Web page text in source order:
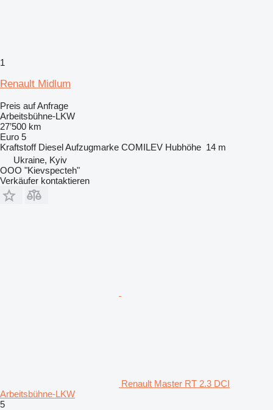
1
Renault Midlum
Preis auf Anfrage
Arbeitsbühne-LKW
27’500 km
Euro 5
Kraftstoff DieselAufzugmarke COMILEV Hubhöhe 14 m
Ukraine, Kyiv
OOO "Kievspecteh"
Verkäufer kontaktieren
Renault Master RT 2.3 DCI
Arbeitsbühne-LKW
5